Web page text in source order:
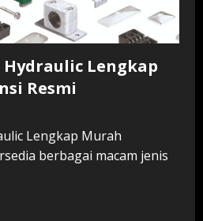
Hydraulic Lengkap
Resmi
Lengkap Murah
berbagai macam jenis